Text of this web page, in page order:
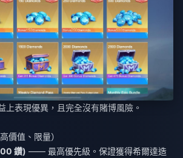
上表現優異，且完全沒有賭博風險。
價值、限量）
鑽) —— 最高優先級。保證獲得希爾達造